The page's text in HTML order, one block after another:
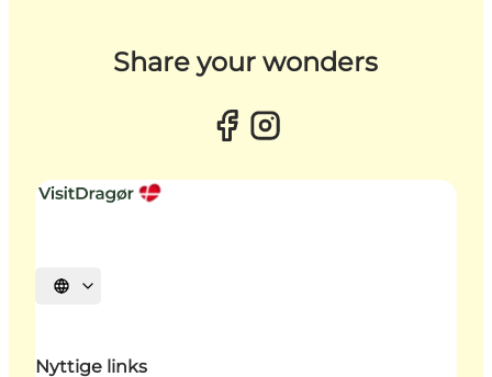
Share your wonders
Vælg sprog
Nyttige links